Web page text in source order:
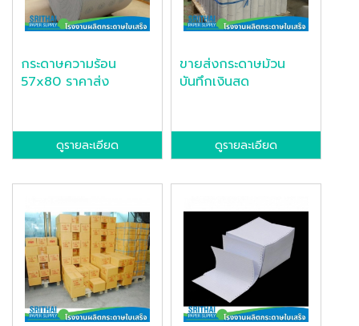
กระดาษความร้อน
57x80 ราคาส่ง
ดูรายละเอียด
ขายส่งกระดาษม้วน
บันทึกเงินสด
ดูรายละเอียด